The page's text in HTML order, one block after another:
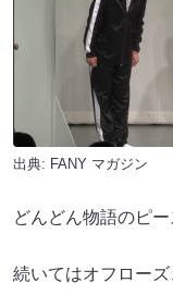
出典: FANY マガジン
どんどん物語のピ
続いてはオフローズ